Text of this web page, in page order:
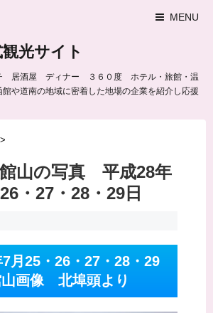
MENU
光サイト
居酒屋 ディナー ３６０度 ホテル・旅館・温
や道南の地域に密着した地場の企業を紹介し応援
>
山の写真 平成28年
・27・28・29日
月25・26・27・28・29
画像 北埠頭より